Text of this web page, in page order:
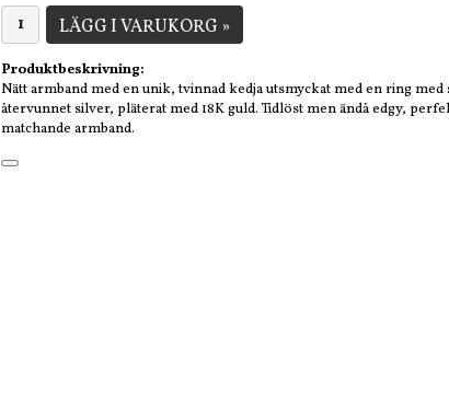
LÄGG I VARUKORG »
Produktbeskrivning:
Nätt armband med en unik, tvinnad kedja utsmyckat med en ring
återvunnet silver, pläterat med 18K guld. Tidlöst men ändå edgy,
matchande armband.